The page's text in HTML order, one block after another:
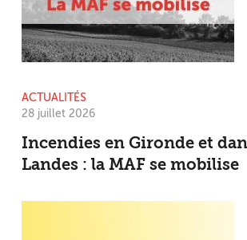
ACTUALITÉS
28 juillet 2026
Incendies en Gironde et
Landes : la MAF se mobilise